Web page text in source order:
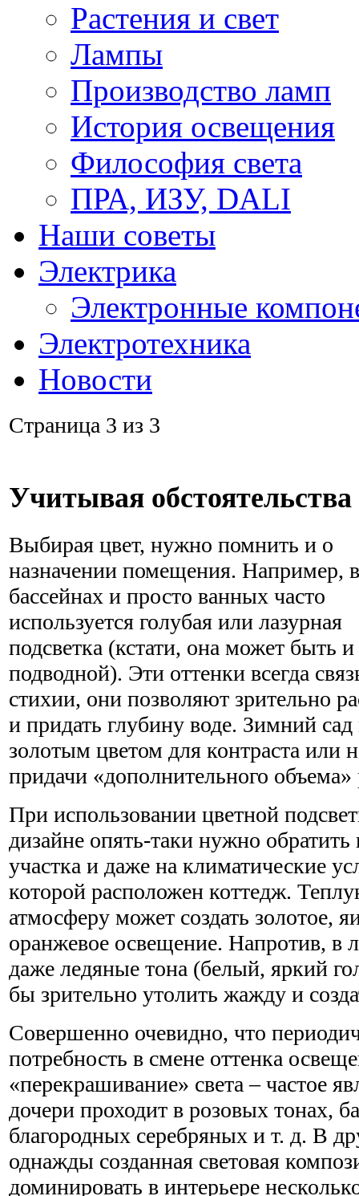
Растения и свет
Лампы
Производство ламп
История освещения
Философия света
ПРА, ИЗУ, DALI
Наши советы
Электрика
Электронные
Электротехника
Новости
Страница 3 из 3
Учитывая обстоятельства
Выбирая цвет, нужно помнить и о
назначении помещения. Например, в
бассейнах и просто ванных часто
используется голубая или лазурная
подсветка (кстати, она может быть и
подводной). Эти оттенки всегда
стихии, они позволяют зрительно
и придать глубину воде. Зимний
золотым цветом для контраста или
придачи «дополнительного объема»
При использовании цветной
дизайне опять-таки нужно
участка и даже на климатические
которой расположен коттедж.
атмосферу может создать золотое,
оранжевое освещение. Напротив, в
даже ледяные тона (белый, яркий
бы зрительно утолить жажду и
Совершенно очевидно, что
потребность в смене оттенка
«перекрашивание» света – частое
дочери проходит в розовых тонах,
благородных серебряных и т. д. В
однажды созданная световая
доминировать в интерьере